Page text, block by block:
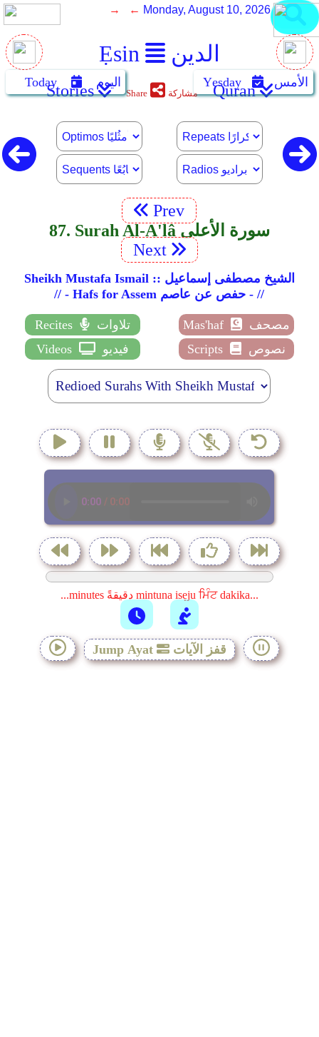
Ẹsin الدين
→ ← Monday, August 10, 2026
Today اليوم Yẹsday الأمس Stories Share مشاركة Quran
Prev
87. Surah Al-A'lâ سورة الأعلى
Next
Sheikh Mustafa Ismail :: الشيخ مصطفى إسماعيل
// - Hafs for Assem حفص عن عاصم - //
Recites تلاوات Mas'haf
مصحف
Videos
فيديو Scripts نصوص
...minutes دقيقةً mintuna isẹju ਮਿੰਟ dakika...
Jump Ayat قفز الآيات